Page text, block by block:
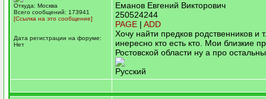
Откуда: Москва
Всего сообщений: 173941
[Ссылка на это сообщение]
Дата регистрации на форуме:
Нет
Еманов Евгений Викторович
250524244
PAGE | ADD
Хочу найти предков родственников и
инересно кто есть кто. Мои близкие
Ростовской области ну а про
Русский